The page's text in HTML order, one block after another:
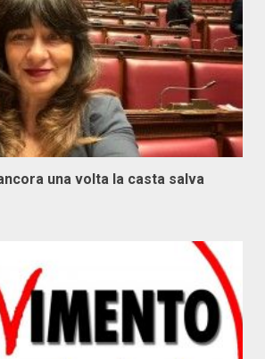
una volta la casta salva